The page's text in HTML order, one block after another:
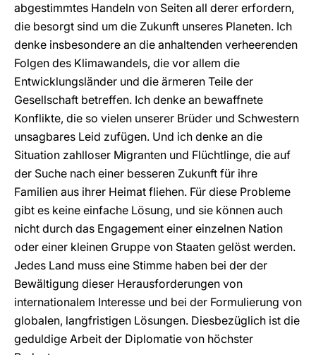
abgestimmtes Handeln von Seiten all derer erfordern,
die besorgt sind um die Zukunft unseres Planeten. Ich
denke insbesondere an die anhaltenden verheerenden
Folgen des Klimawandels, die vor allem die
Entwicklungsländer und die ärmeren Teile der
Gesellschaft betreffen. Ich denke an bewaffnete
Konflikte, die so vielen unserer Brüder und Schwestern
unsagbares Leid zufügen. Und ich denke an die
Situation zahlloser Migranten und Flüchtlinge, die auf
der Suche nach einer besseren Zukunft für ihre
Familien aus ihrer Heimat fliehen. Für diese Probleme
gibt es keine einfache Lösung, und sie können auch
nicht durch das Engagement einer einzelnen Nation
oder einer kleinen Gruppe von Staaten gelöst werden.
Jedes Land muss eine Stimme haben bei der der
Bewältigung dieser Herausforderungen von
internationalem Interesse und bei der Formulierung von
globalen, langfristigen Lösungen. Diesbezüglich ist die
geduldige Arbeit der Diplomatie von höchster